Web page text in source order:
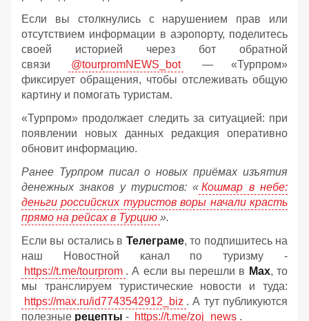
Если вы столкнулись с нарушением прав или
отсутствием информации в аэропорту, поделитесь
своей историей через бот обратной
связи
@tourpromNEWS_bot
— «Турпром»
фиксирует обращения, чтобы отслеживать общую
картину и помогать туристам.
«Турпром» продолжает следить за ситуацией: при
появлении новых данных редакция оперативно
обновит информацию.
Ранее Турпром писал о новых приёмах изъятия
денежных знаков у туристов: « Кошмар в небе:
деньги российских туристов воры начали красть
прямо на рейсах в Турцию ».
Если вы остались в Телеграме, то подпишитесь на
наш Новостной канал по туризму -
https://t.me/tourprom . А если вы перешли в Мах, то
мы транслируем туристические новости и туда:
https://max.ru/id7743542912_biz . А тут публикуются
полезные рецепты - https://t.me/zoj_news .